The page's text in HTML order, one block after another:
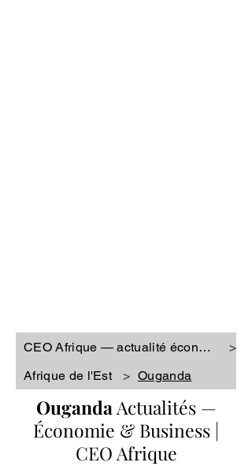
CEO Afrique — actualité économique
>
Afrique de l'Est
> Ouganda
Ouganda Actualités —
Économie & Business |
CEO Afrique